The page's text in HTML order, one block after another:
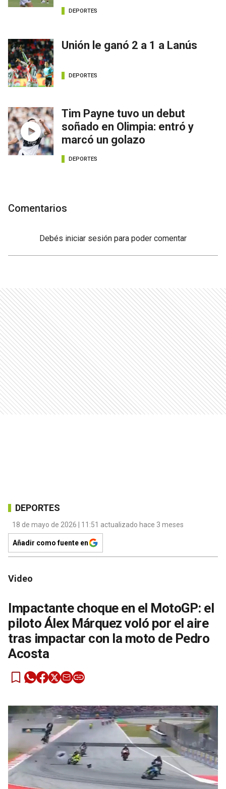
DEPORTES
Unión le ganó 2 a 1 a Lanús
DEPORTES
Tim Payne tuvo un debut
soñado en Olimpia: entró y
marcó un golazo
DEPORTES
Comentarios
Debés iniciar sesión para poder comentar
DEPORTES
18 de mayo de 2026 | 11:51 actualizado hace 3 meses
Añadir como fuente en
Video
Impactante choque en el MotoGP: el
piloto Álex Márquez voló por el aire
tras impactar con la moto de Pedro
Acosta